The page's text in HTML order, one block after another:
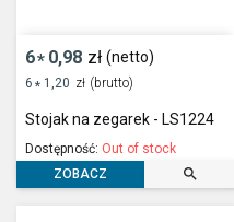
6* 0,98 zł (netto)
6 * 1,20 zł (brutto)
Stojak na zegarek - LS1224
Dostępność: Out of stock
ZOBACZ
